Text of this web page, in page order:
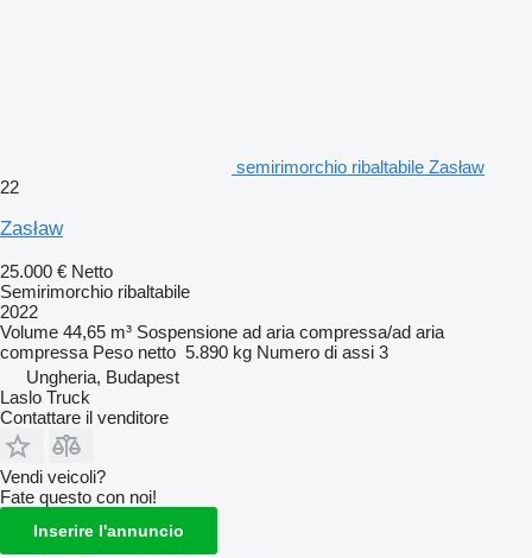
semirimorchio ribaltabile Zasław
22
Zasław
25.000 € Netto
Semirimorchio ribaltabile
2022
Volume 44,65 m³ Sospensione ad aria compressa/ad aria
compressa Peso netto 5.890 kg Numero di assi 3
Ungheria, Budapest
Laslo Truck
Contattare il venditore
Vendi veicoli?
Fate questo con noi!
Inserire l'annuncio